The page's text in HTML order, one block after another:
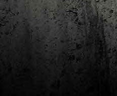
Barcelona
Divendres faré la
la taula rodona
còmic en els
acompanyat:
Estudis en